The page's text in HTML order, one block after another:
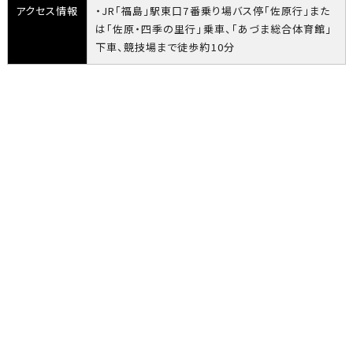
アクセス情報
・JR「福島」駅東口7番乗り場バス停「佐原行」また
は「佐原・四季の里行」乗車、「あづま総合体育館」
下車、競技場まで徒歩約10分